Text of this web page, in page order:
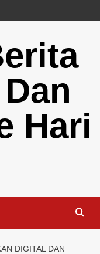
Hari
DIGITAL DAN